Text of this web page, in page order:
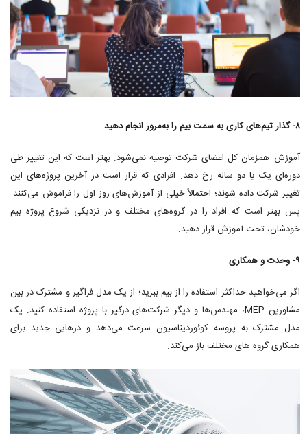
۸- گذار تیم‌های کاری به سمت بیم را به‌مرور انجام دهید
آموزش همزمان کل اعضای شرکت توصیه نمی‌شود. بهتر است که این تغییر طی
دوره‌ای یک یا دو ساله رخ دهد. افرادی که قرار است در آخرین پروژه‌های این
تغییر شرکت داده شوند؛ احتمالاً خیلی از آموزش‌های روز اول را فراموش می‌کنند.
پس بهتر است که افراد را در گروه‌های مختلف و در نزدیکی شروع پروژه بیم
خودشان، تحت آموزش قرار دهید.
۹- وحدت و همکاری
اگر می‌خواهید حداکثر استفاده را از بیم ببرید؛ از یک مدل فراگیر و مشترک در بین
مشاورین MEP، مهندس‌ها و دیگر شرکت‌های درگیر با پروژه استفاده کنید. یک
مدل مشترک به پروسه کوئوردیناسیون سرعت می‌دهد و درهایی جدید برای
همکاری گروه های مختلف باز می‌کند.